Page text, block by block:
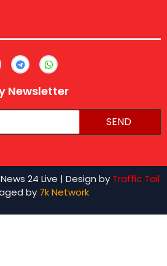
Newsletter
SEND
24 Live | Design by Traffic Tail
by 7k Network